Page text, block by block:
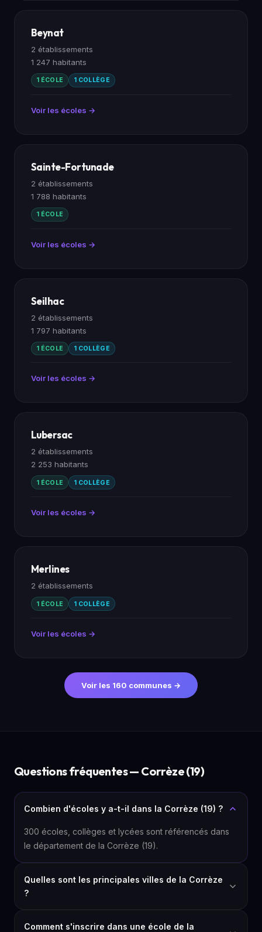
Beynat
2 établissements
1 247 habitants
1 ÉCOLE 1 COLLÈGE
Voir les écoles →
Sainte-Fortunade
2 établissements
1 788 habitants
1 ÉCOLE
Voir les écoles →
Seilhac
2 établissements
1 797 habitants
1 ÉCOLE 1 COLLÈGE
Voir les écoles →
Lubersac
2 établissements
2 253 habitants
1 ÉCOLE 1 COLLÈGE
Voir les écoles →
Merlines
2 établissements
1 ÉCOLE 1 COLLÈGE
Voir les écoles →
Voir les 160 communes →
Questions fréquentes — Corrèze (19)
Combien d'écoles y a-t-il dans la Corrèze (19) ?
300 écoles, collèges et lycées sont référencés dans
le département de la Corrèze (19).
Quelles sont les principales villes de la Corrèze
?
Comment s'inscrire dans une école de la